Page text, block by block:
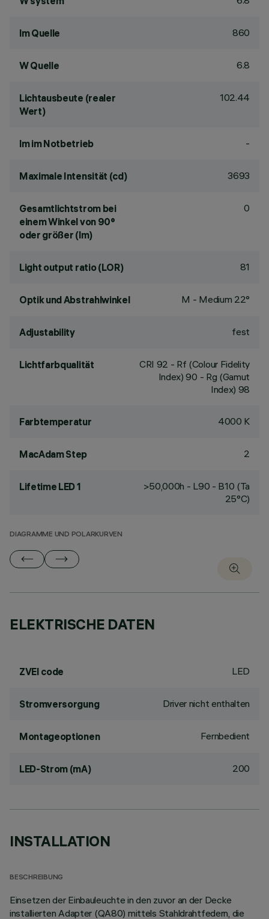
lm Quelle 860
W Quelle 6.8
Lichtausbeute (realer
Wert)
102.44
lm im Notbetrieb -
Maximale Intensität (cd) 3693
Gesamtlichtstrom bei
einem Winkel von 90°
oder größer (lm)
0
Light output ratio (LOR) 81
Optik und Abstrahlwinkel M - Medium 22°
Adjustability fest
Lichtfarbqualität CRI 92 - Rf (Colour Fidelity
Index) 90 - Rg (Gamut
Index) 98
Farbtemperatur 4000 K
MacAdam Step 2
Lifetime LED 1
>50,000h - L90 - B10 (Ta
25°C)
DIAGRAMME UND POLARKURVEN
ELEKTRISCHE DATEN
ZVEI code LED
Stromversorgung Driver nicht enthalten
Montageoptionen Fernbedient
LED-Strom (mA) 200
INSTALLATION
BESCHREIBUNG
Einsetzen der Einbauleuchte in den zuvor an der Decke
installierten Adapter (QA80) mittels Stahldrahtfedern, die